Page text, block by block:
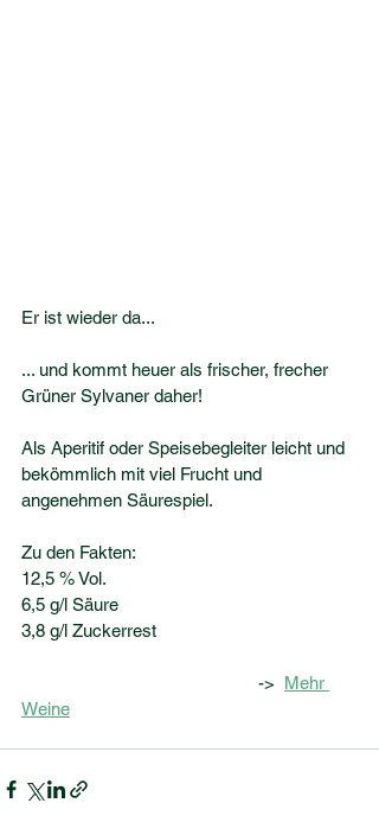
Er ist wieder da...
... und kommt heuer als frischer, frecher
Grüner Sylvaner daher!
Als Aperitif oder Speisebegleiter leicht und
bekömmlich mit viel Frucht und
angenehmen Säurespiel.
Zu den Fakten:
12,5 % Vol.
6,5 g/l Säure
3,8 g/l Zuckerrest
					->
Mehr
Weine